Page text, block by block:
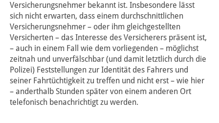
Versicherungsnehmer bekannt ist. Insbesondere lässt
sich nicht erwarten, dass einem durchschnittlichen
Versicherungsnehmer – oder ihm gleichgestellten
Versicherten – das Interesse des Versicherers präsent ist,
– auch in einem Fall wie dem vorliegenden – möglichst
zeitnah und unverfälschbar (und damit letztlich durch die
Polizei) Feststellungen zur Identität des Fahrers und
seiner Fahrtüchtigkeit zu treffen und nicht erst – wie hier
– anderthalb Stunden später von einem anderen Ort
telefonisch benachrichtigt zu werden.